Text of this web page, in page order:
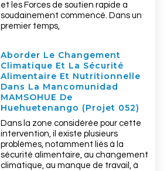
et les Forces de soutien rapide a
soudainement commencé. Dans un
premier temps,
Aborder Le Changement
Climatique Et La Sécurité
Alimentaire Et Nutritionnelle
Dans La Mancomunidad
MAMSOHUE De
Huehuetenango (Projet 052)
Dans la zone considérée pour cette
intervention, il existe plusieurs
problèmes, notamment liés à la
sécurité alimentaire, au changement
climatique, au manque de travail, à